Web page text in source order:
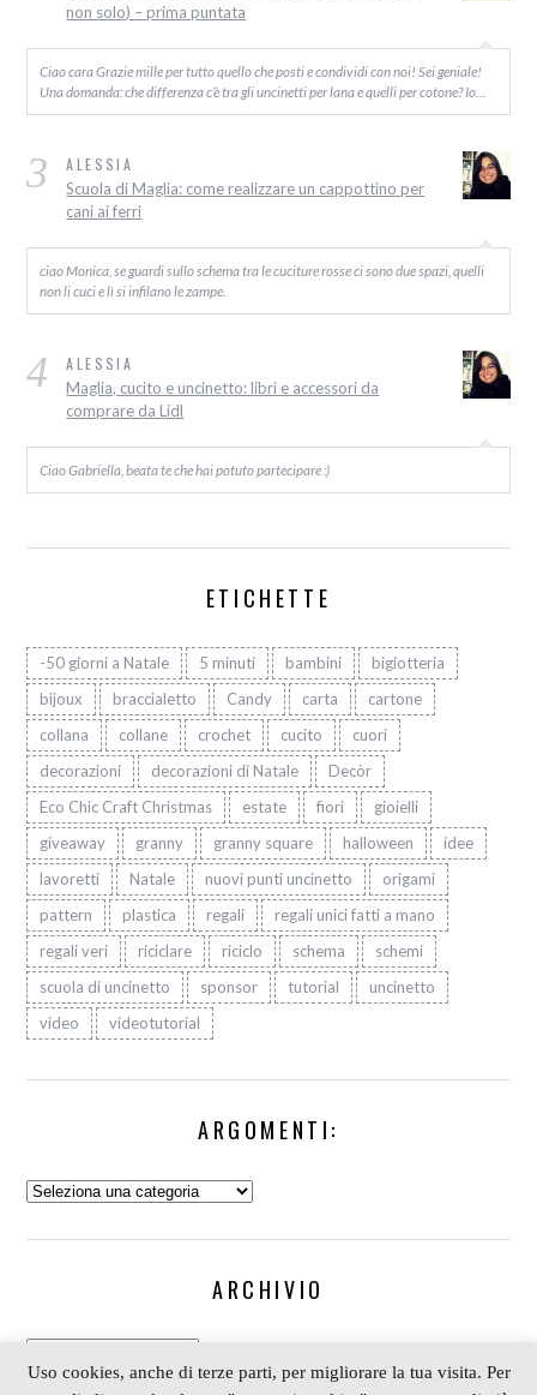
non solo) – prima puntata
Ciao cara Grazie mille per tutto quello che posti e condividi con noi! Sei geniale!
Una domanda: che differenza c’è tra gli uncinetti per lana e quelli per cotone? Io…
3 ALESSIA
Scuola di Maglia: come realizzare un cappottino per
cani ai ferri
ciao Monica, se guardi sullo schema tra le cuciture rosse ci sono due spazi, quelli
non li cuci e lì si infilano le zampe.
4 ALESSIA
Maglia, cucito e uncinetto: libri e accessori da
comprare da Lidl
Ciao Gabriella, beata te che hai potuto partecipare :)
ETICHETTE
-50 giorni a Natale 5 minuti bambini
bigiotteria
bijoux
braccialetto Candy carta
cartone
collana
collane crochet cucito
cuori
decorazioni
decorazioni di Natale
Decòr
Eco Chic Craft Christmas
estate fiori
gioielli
giveaway
granny granny square halloween
idee
lavoretti
Natale nuovi punti uncinetto
origami
pattern
plastica regali
regali unici fatti a mano
regali veri
riciclare riciclo schema
schemi
scuola di uncinetto
sponsor tutorial
uncinetto
video
videotutorial
ARGOMENTI:
Argomenti:
ARCHIVIO
Archivio
Uso cookies, anche di terze parti, per migliorare la tua visita. Per